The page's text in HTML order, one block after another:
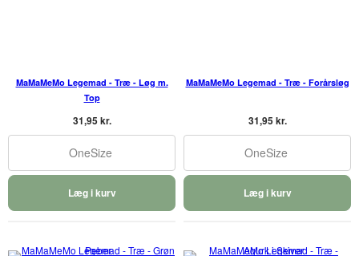
MaMaMeMo Legemad - Træ - Løg m.
Top
31,95 kr.
OneSize
Læg i kurv
MaMaMeMo Legemad - Træ - Forårsløg
31,95 kr.
OneSize
Læg i kurv